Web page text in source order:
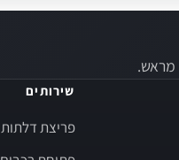
מראש.
שירותים
פריצת דלתות